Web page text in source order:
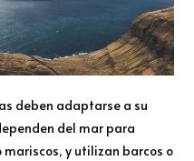
deben adaptarse a su
del mar para
y utilizan barcos o